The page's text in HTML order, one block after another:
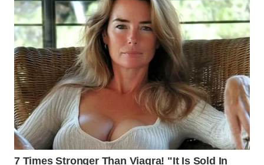
WN
TAPANULI
UTARA
WN
SAMOSIR
WN
PADANG
LAWAS